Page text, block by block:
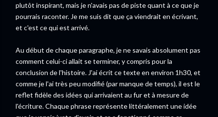
plutôt inspirant, mais je n'avais pas de piste quant à ce que je
pourrais raconter. Je me suis dit que ça viendrait en écrivant,
et c'est ce qui est arrivé.
Au début de chaque paragraphe, je ne savais absolument pas
comment celui-ci allait se terminer, y compris pour la
conclusion de l'histoire. J'ai écrit ce texte en environ 1h30, et
comme je l'ai très peu modifié (par manque de temps), il est le
reflet fidèle des idées qui arrivaient au fur et à mesure de
l'écriture. Chaque phrase représente littéralement une idée